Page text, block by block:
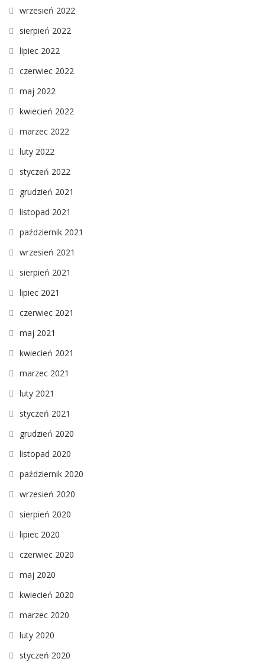
wrzesień 2022
sierpień 2022
lipiec 2022
czerwiec 2022
maj 2022
kwiecień 2022
marzec 2022
luty 2022
styczeń 2022
grudzień 2021
listopad 2021
październik 2021
wrzesień 2021
sierpień 2021
lipiec 2021
czerwiec 2021
maj 2021
kwiecień 2021
marzec 2021
luty 2021
styczeń 2021
grudzień 2020
listopad 2020
październik 2020
wrzesień 2020
sierpień 2020
lipiec 2020
czerwiec 2020
maj 2020
kwiecień 2020
marzec 2020
luty 2020
styczeń 2020